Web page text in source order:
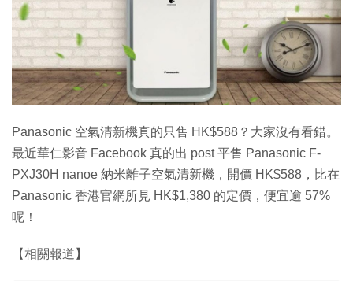
特集
Panasonic 空氣清新機真的只售 HK$588？大家沒有看錯。
最近華仁影音 Facebook 真的出 post 平售 Panasonic F-
PXJ30H nanoe 納米離子空氣清新機，開價 HK$588，比在
Panasonic 香港官網所見 HK$1,380 的定價，便宜逾 57%
呢！
【相關報道】